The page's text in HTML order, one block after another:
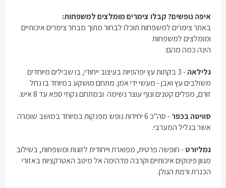
איפה נופשים? קבלו צימרים מומלצים למשפחות:
באתר צימרים למשפחות תוכלו לבחור מתוך מבחר צימרים איכותיים
ומומלצים למשפחות
הינה כמה מהם:
גלילאה
- 3 בקתות עץ יפהפיות בעיצוב ייחודי, בו שבילים מיוחדים
משולבים עץ ואבן - מעשי ידי אמן. מתחם מושקע במיוחד בו נחל
זורם, מפלים קטנים ונוף עוצר נשימה ובמתחם גקוזי ספא עד 8 איש.
סוויטה בכפר
- סה"כ 6 יחידות נופש מפנקות במיוחד במושב שומרה
אשר בגליל המערבי.
גמליורט- חופשה פרטית, מפוארת וייחודית לזוגות ומשפחות, בשילוב
מגוון פינוקים איכותיים וקרבה מדהימה אל מיטב האטרקציות באזורי
הכנרת ורמת הגולן.